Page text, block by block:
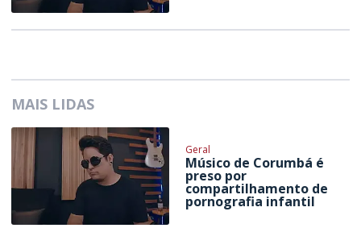
MAIS LIDAS
Geral
Músico de Corumbá é
preso por
compartilhamento de
pornografia infantil